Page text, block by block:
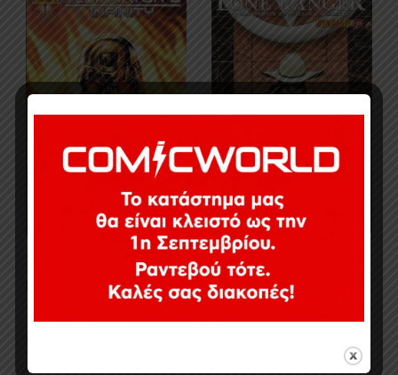
12,00
Σε απόθεμα
Dynamite
The Lone Ranger #7-12